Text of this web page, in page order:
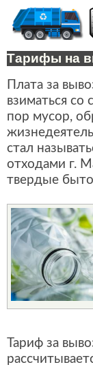
Тарифы на
Плата за
взиматься со
пор мусор,
стал
отходами г.
твердые
Тариф за